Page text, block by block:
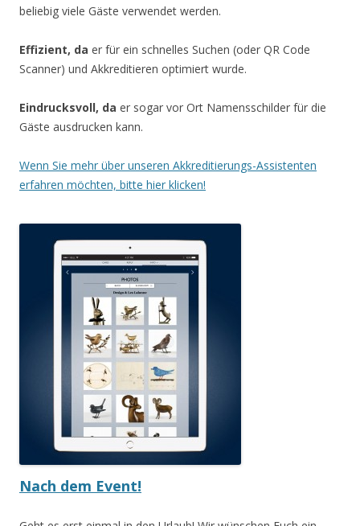
beliebig viele Gäste verwendet werden.
Effizient, da er für ein schnelles Suchen (oder QR Code
Scanner) und Akkreditieren optimiert wurde.
Eindrucksvoll, da er sogar vor Ort Namensschilder für die
Gäste ausdrucken kann.
Wenn Sie mehr über unseren Akkreditierungs-Assistenten
erfahren möchten, bitte hier klicken!
Nach dem Event!